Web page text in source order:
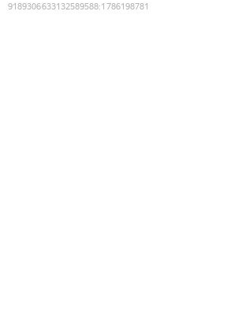
9189306633132589588:1786198781